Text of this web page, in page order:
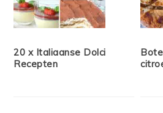
20 x Italiaanse Dolci
Recepten